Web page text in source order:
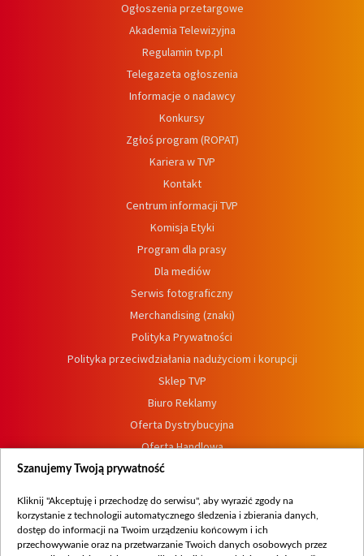
Ogłoszenia przetargowe
Akademia Telewizyjna
Regulamin tvp.pl
Telegazeta ogłoszenia
Informacje o nadawcy
Konkursy
Zgłoś program (ROPAT)
Kariera w TVP
Kontakt
Centrum informacji TVP
Komisja Etyki
Program dla prasy
Dla mediów
Serwis fotograficzny
Merchandising (znaki)
Polityka Prywatności
Polityka przeciwdziałania nadużyciom i korupcji
Sklep TVP
Biuro Reklamy
Oferta Dystrybucyjna
Oferta Handlowa
Dostępność
Procedura zgłoszeń wewnętrznych
Szanujemy Twoją prywatność
Kliknij "Akceptuję i przechodzę do serwisu", aby wyrazić zgody na
korzystanie z technologii automatycznego śledzenia i zbierania danych,
dostęp do informacji na Twoim urządzeniu końcowym i ich
przechowywanie oraz na przetwarzanie Twoich danych osobowych przez